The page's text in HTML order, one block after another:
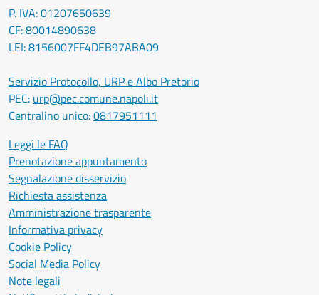
P. IVA: 01207650639
CF: 80014890638
LEI: 8156007FF4DEB97ABA09
Servizio Protocollo, URP e Albo Pretorio
PEC: urp@pec.comune.napoli.it
Centralino unico:0817951111
Leggi le FAQ
Prenotazione appuntamento
Segnalazione disservizio
Richiesta assistenza
Amministrazione trasparente
Informativa privacy
Cookie Policy
Social Media Policy
Note legali